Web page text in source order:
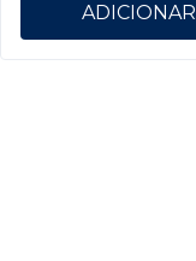
ADICIONAR